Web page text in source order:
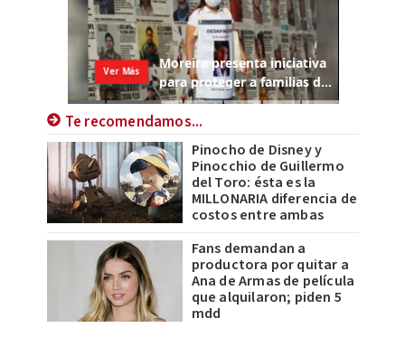
Te recomendamos...
Pinocho de Disney y
Pinocchio de Guillermo
del Toro: ésta es la
MILLONARIA diferencia de
costos entre ambas
Fans demandan a
productora por quitar a
Ana de Armas de película
que alquilaron; piden 5
mdd